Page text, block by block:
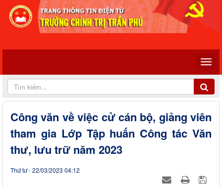
Công văn về việc cử cán bộ, giảng viên
tham gia Lớp Tập huấn Công tác Văn
thư, lưu trữ năm 2023
Thứ tư - 22/03/2023 04:12